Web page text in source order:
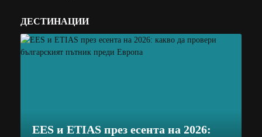
ДЕСТИНАЦИИ
EES и ETIAS през есента на 2026: